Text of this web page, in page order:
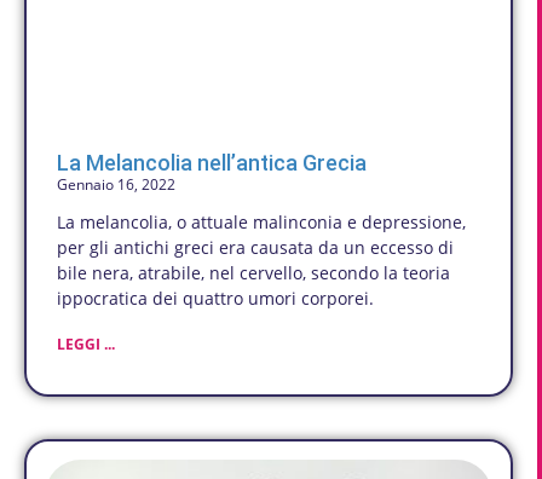
La Melancolia nell’antica Grecia
Gennaio 16, 2022
La melancolia, o attuale malinconia e depressione,
per gli antichi greci era causata da un eccesso di
bile nera, atrabile, nel cervello, secondo la teoria
ippocratica dei quattro umori corporei.
LEGGI ...